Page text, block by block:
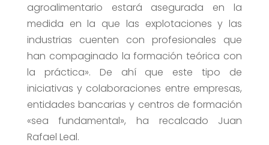
agroalimentario estará asegurada en la
medida en la que las explotaciones y las
industrias cuenten con profesionales que
han compaginado la formación teórica con
la práctica». De ahí que este tipo de
iniciativas y colaboraciones entre empresas,
entidades bancarias y centros de formación
«sea fundamental», ha recalcado Juan
Rafael Leal.